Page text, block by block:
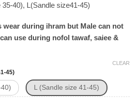
40), L(Sandle size41-45)
wear during ihram but Male can not
use during nofol tawaf, saiee &
45)
L (Sandle size 41-45)
CLEAR